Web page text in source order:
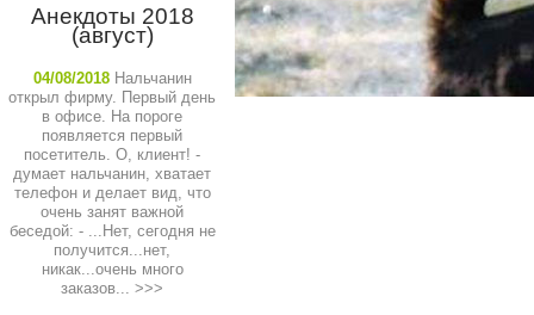
Анекдоты 2018
(август)
04/08/2018 Нальчанин
открыл фирму. Первый день
в офисе. На пороге
появляется первый
посетитель. О, клиент! -
думает нальчанин, хватает
телефон и делает вид, что
очень занят важной
беседой: - ...Нет, сегодня не
получится...нет,
никак...очень много
заказов... >>>